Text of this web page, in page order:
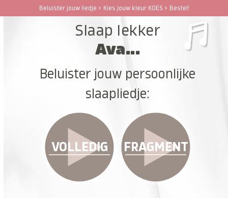
Beluister jouw liedje > Kies jouw kleur KOES > Bestel!
Open
Close
Slaap lekker
Ava...
Beluister jouw persoonlijke
slaapliedje:
VOLLEDIG FRAGMENT